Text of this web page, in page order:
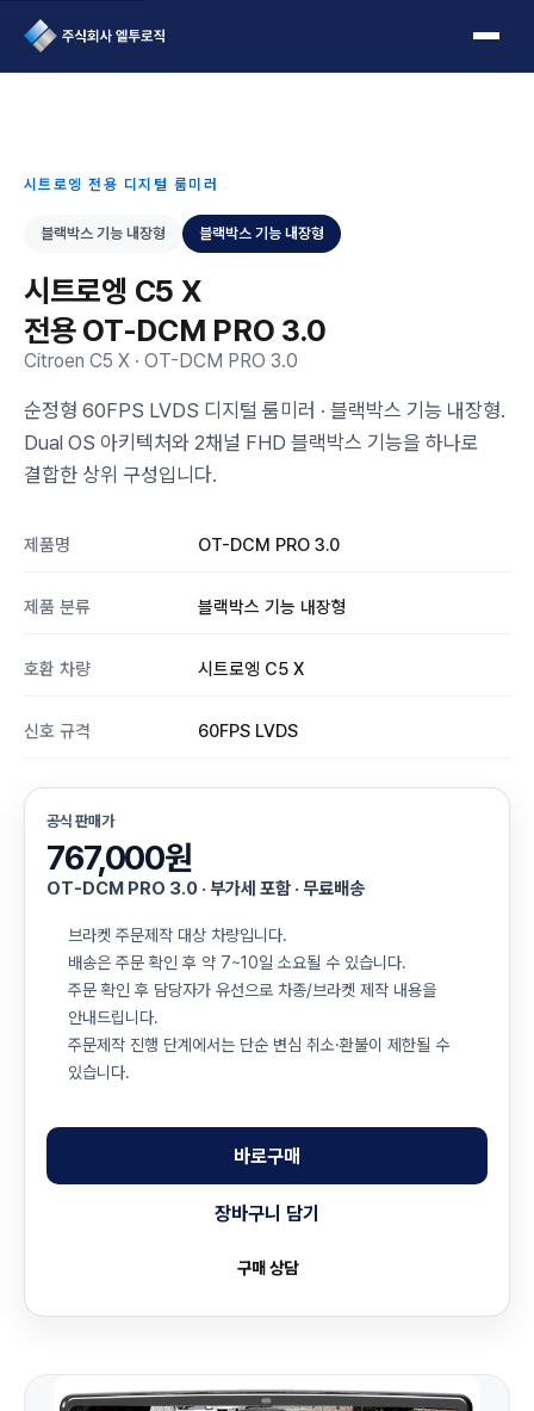
L2Logic 1onetake
시트로엥 전용 디지털 룸미러
블랙박스 기능 내장형 블랙박스 기능 내장형
시트로엥 C5 X
전용 OT-DCM PRO 3.0
Citroen C5 X · OT-DCM PRO 3.0
순정형 60FPS LVDS 디지털 룸미러 · 블랙박스 기능 내장형.
Dual OS 아키텍처와 2채널 FHD 블랙박스 기능을 하나로
결합한 상위 구성입니다.
제품명 OT-DCM PRO 3.0
제품 분류 블랙박스 기능 내장형
호환 차량 시트로엥 C5 X
신호 규격 60FPS LVDS
공식 판매가
767,000원
OT-DCM PRO 3.0 · 부가세 포함 · 무료배송
브라켓 주문제작 대상 차량입니다.
배송은 주문 확인 후 약 7~10일 소요될 수 있습니다.
주문 확인 후 담당자가 유선으로 차종/브라켓 제작 내용을
안내드립니다.
주문제작 진행 단계에서는 단순 변심 취소·환불이 제한될 수
있습니다.
바로구매
장바구니 담기
구매 상담